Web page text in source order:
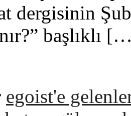
dergisinin
başlıklı
egoist'e